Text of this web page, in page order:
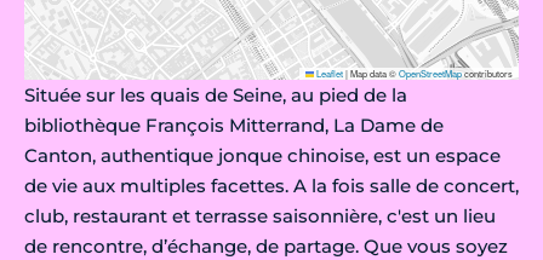
Leaflet|Map data ©OpenStreetMapcontributors
Située sur les quais de Seine, au pied de la
bibliothèque François Mitterrand, La Dame de
Canton, authentique jonque chinoise, est un espace
de vie aux multiples facettes. A la fois salle de concert,
club, restaurant et terrasse saisonnière, c'est un lieu
de rencontre, d’échange, de partage. Que vous soyez